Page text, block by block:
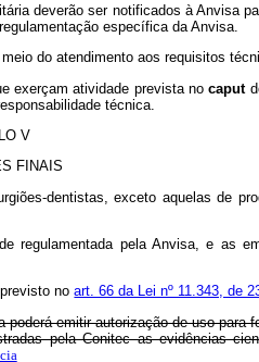
deverão ser notificados à Anvisa
específica da Anvisa.
do atendimento aos requisitos
exerçam atividade prevista nocaput
técnica.
V
FINAIS
dentistas, exceto aquelas de
regulamentada pela Anvisa, e as
previsto noart. 66 da Lei nº 11.343, de
emitir autorização de uso
pela Conitec as evidências